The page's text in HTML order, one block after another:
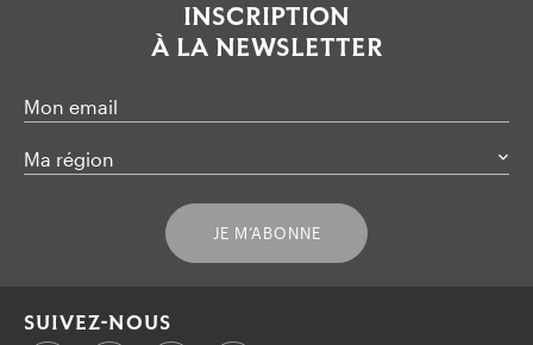
INSCRIPTION
À LA NEWSLETTER
Mon email
Ma région
JE M’ABONNE
SUIVEZ-NOUS